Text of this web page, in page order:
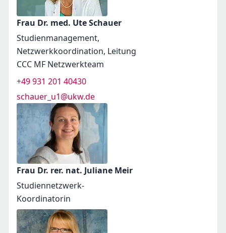
Frau Dr. med. Ute Schauer
Studienmanagement,
Netzwerkkoordination, Leitung
CCC MF Netzwerkteam
+49 931 201 40430
schauer_u1@ukw.de
Frau Dr. rer. nat. Juliane Meir
Studiennetzwerk-
Koordinatorin